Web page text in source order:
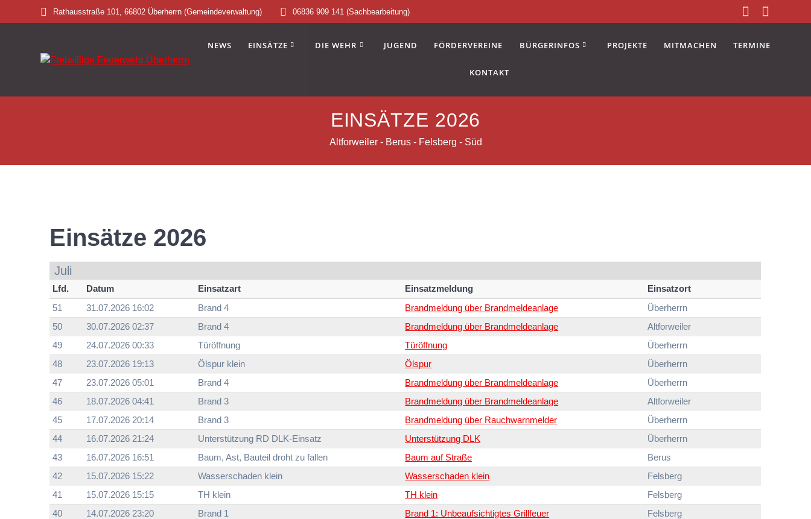
to
Rathausstraße 101, 66802 Überherrn (Gemeindeverwaltung) 06836 909 141 (Sachbearbeitung)
NEWS EINSÄTZE DIE WEHR JUGEND FÖRDERVEREINE BÜRGERINFOS PROJEKTE MITMACHEN TERMINE
KONTAKT
EINSÄTZE 2026
Altforweiler - Berus - Felsberg - Süd
Einsätze 2026
Juli
Lfd. Datum Einsatzart Einsatzmeldung
Einsatzort
51
31.07.2026 16:02 Brand 4 Brandmeldung über Brandmeldeanlage
Überherrn
50
30.07.2026 02:37 Brand 4 Brandmeldung über Brandmeldeanlage
Altforweiler
49
24.07.2026 00:33 Türöffnung Türöffnung
Überherrn
48
23.07.2026 19:13 Ölspur klein Ölspur
Überherrn
47
23.07.2026 05:01 Brand 4 Brandmeldung über Brandmeldeanlage
Überherrn
46
18.07.2026 04:41 Brand 3 Brandmeldung über Brandmeldeanlage
Altforweiler
45
17.07.2026 20:14 Brand 3 Brandmeldung über Rauchwarnmelder
Überherrn
44
16.07.2026 21:24 Unterstützung RD DLK-Einsatz Unterstützung DLK
Überherrn
43
16.07.2026 16:51 Baum, Ast, Bauteil droht zu fallen Baum auf Straße
Berus
42
15.07.2026 15:22 Wasserschaden klein Wasserschaden klein
Felsberg
41
15.07.2026 15:15 TH klein TH klein
Felsberg
40
14.07.2026 23:20 Brand 1 Brand 1: Unbeaufsichtigtes Grillfeuer
Felsberg